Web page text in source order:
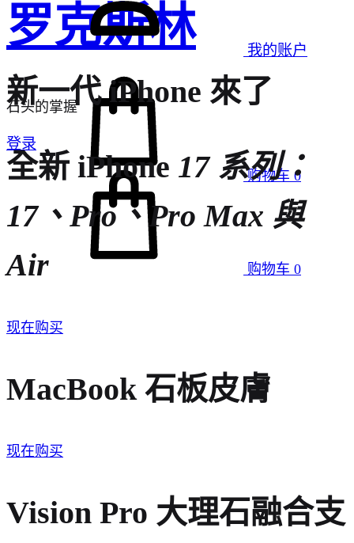
罗克斯林
石头的掌握
登录
购物车 0
我的账户
购物车 0
新一代 iPhone 來了
全新 iPhone 17 系列：
17、Pro、Pro Max 與
Air
现在购买
MacBook 石板皮膚
现在购买
Vision Pro 大理石融合支